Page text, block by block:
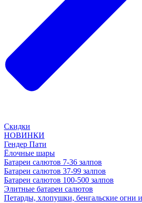
Скидки
НОВИНКИ
Гендер Пати
Ёлочные шары
Батареи салютов 7-36 залпов
Батареи салютов 37-99 залпов
Батареи салютов 100-500 залпов
Элитные батареи салютов
Петарды, хлопушки, бенгальские огни